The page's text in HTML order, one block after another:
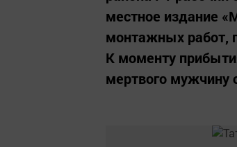
местное издание
монтажных работ,
К моменту
мертвого мужчину